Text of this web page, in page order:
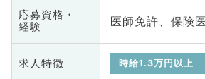
応募資格・
経験
医師免許、保険
求人特徴 時給1.3万円以上